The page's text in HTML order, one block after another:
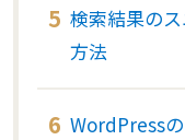
検索結果の
方法
WordPress